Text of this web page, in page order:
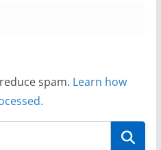
spam. Learn how